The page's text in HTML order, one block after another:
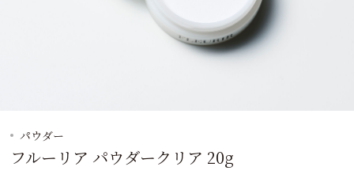
パウダー
フルーリア パウダークリア 20g